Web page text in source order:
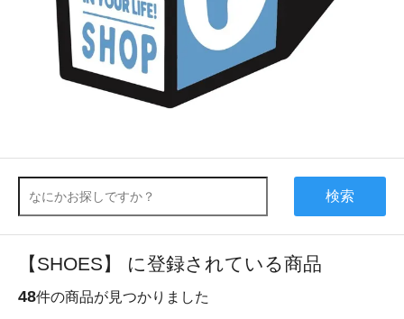
検索
【SHOES】 に登録されている商品
48件の商品が見つかりました